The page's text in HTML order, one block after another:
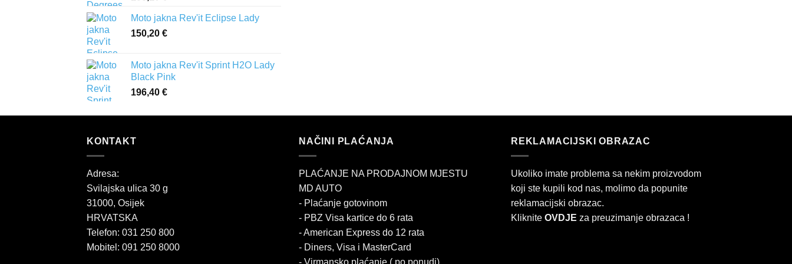
Moto jakna Rev'it Eclipse Lady
150,20 €
Moto jakna Rev'it Sprint H2O Lady
Black Pink
196,40 €
KONTAKT
Adresa:
Svilajska ulica 30 g
31000, Osijek
HRVATSKA
Telefon: 031 250 800
Mobitel: 091 250 8000
NAČINI PLAĆANJA
PLAĆANJE NA PRODAJNOM MJESTU
MD AUTO
- Plaćanje gotovinom
- PBZ Visa kartice do 6 rata
- American Express do 12 rata
- Diners, Visa i MasterCard
- Virmansko plaćanje ( po ponudi)
REKLAMACIJSKI OBRAZAC
Ukoliko imate problema sa nekim proizvodom
koji ste kupili kod nas, molimo da popunite
reklamacijski obrazac.
Kliknite OVDJE za preuzimanje obrazaca !